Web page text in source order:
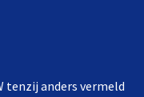
tenzij anders vermeld